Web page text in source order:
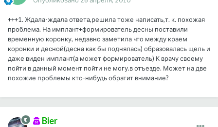
+++1. Ждала-ждала ответа,решила тоже написать,т. к. похожая
проблема. На имплант+формирователь десны поставили
временную коронку, недавно заметила что между краем
коронки и десной(десна как бы поднялась) образовалась щель и
даже виден имплант(а может формирователь) К врачу своему
пойти в данный момент пойти не могу.в отъезде. Может на две
похожие проблемы кто-нибудь обратит внимание?
Bier